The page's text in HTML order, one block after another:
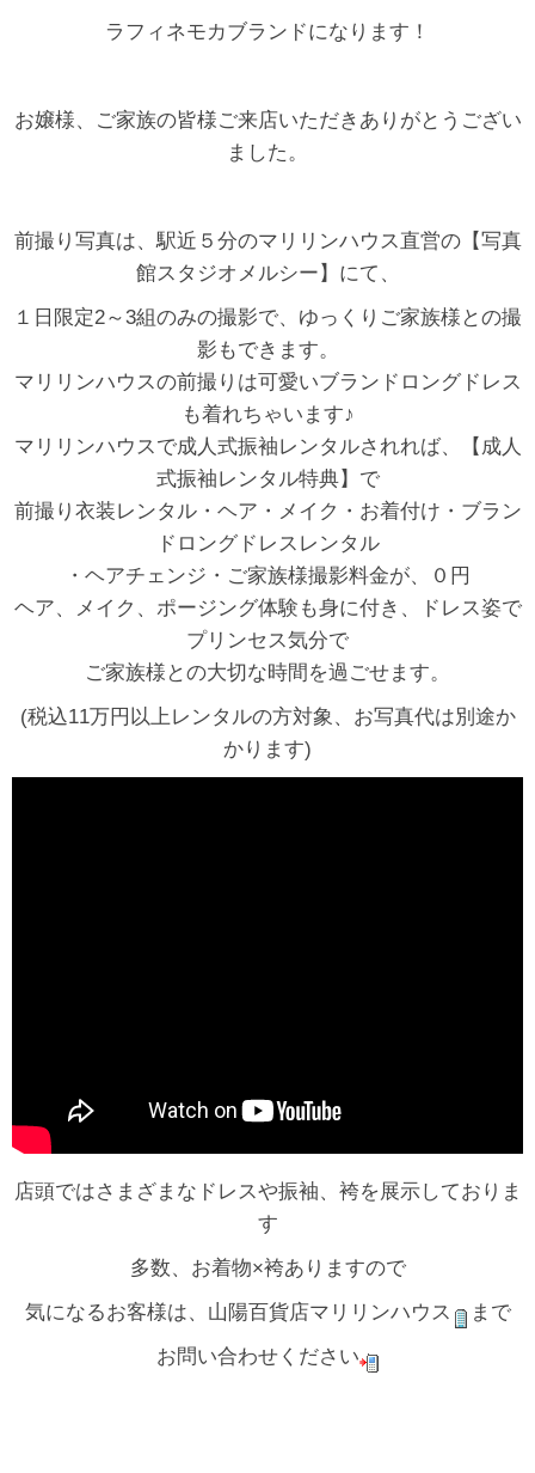
ラフィネモカブランドになります！
お嬢様、ご家族の皆様ご来店いただきありがとうござい
ました。
前撮り写真は、駅近５分のマリリンハウス直営の【写真
館スタジオメルシー】にて、
１日限定2～3組のみの撮影で、ゆっくりご家族様との撮
影もできます。
マリリンハウスの前撮りは可愛いブランドロングドレス
も着れちゃいます♪
マリリンハウスで成人式振袖レンタルされれば、【成人
式振袖レンタル特典】で
前撮り衣装レンタル・ヘア・メイク・お着付け・ブラン
ドロングドレスレンタル
・ヘアチェンジ・ご家族様撮影料金が、０円
ヘア、メイク、ポージング体験も身に付き、ドレス姿で
プリンセス気分で
ご家族様との大切な時間を過ごせます。
(税込11万円以上レンタルの方対象、お写真代は別途か
かります)
店頭ではさまざまなドレスや振袖、袴を展示しておりま
す
多数、お着物×袴ありますので
気になるお客様は、山陽百貨店マリリンハウス
まで
お問い合わせください